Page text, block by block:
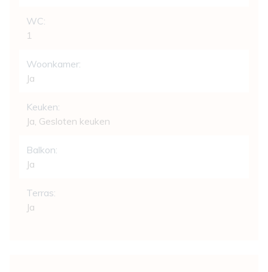
WC:
1
Woonkamer:
Ja
Keuken:
Ja , Gesloten keuken
Balkon:
Ja
Terras:
Ja